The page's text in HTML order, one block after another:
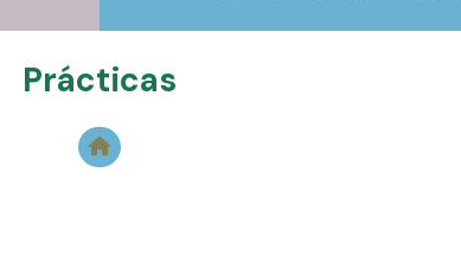
Prácticas